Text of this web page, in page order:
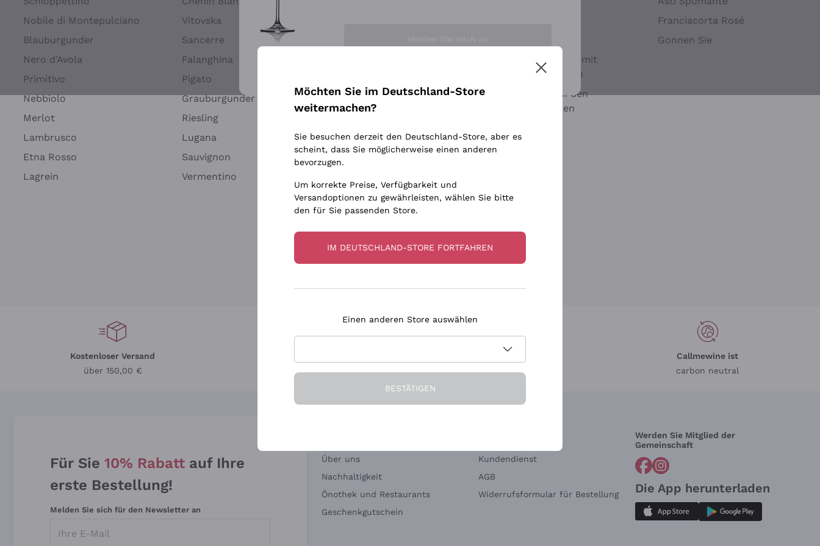
Nobile di Montepulciano
Blauburgunder
Nero d'Avola
Primitivo
Nebbiolo
Merlot
Lambrusco
Etna Rosso
Lagrein
Vitovska
Sancerre
Falanghina
Pigato
Grauburgunder
Riesling
Lugana
Sauvignon
Vermentino
Ca' dei Frati
Biondi Santi
Quintarelli Giuseppe
Rinaldi Giuseppe
Egly Ouriet
Jacquesson
Agrapart
Ohne Sulfit oder mit
minimalen Sulfite
Maischung auf den
Traubenschalen
Franciacorta Rosé
Gonnen Sie
Kostenloser Versand
über 150,00 €
in Deutschland
in 3 Raten
Callmewine ist
carbon neutral
Für Sie 10% Rabatt auf Ihre
erste Bestellung!
Melden Sie sich für den Newsletter an
Über uns
Nachhaltigkeit
Önothek und Restaurants
Geschenkgutschein
Kundendienst
AGB
Widerrufsformular für Bestellung
Werden Sie Mitglied der
Gemeinschaft
Die App herunterladen
Möchten Sie im Deutschland-Store
weitermachen?
Sie besuchen derzeit den Deutschland-Store, aber es
scheint, dass Sie möglicherweise einen anderen
bevorzugen.
Um korrekte Preise, Verfügbarkeit und
Versandoptionen zu gewährleisten, wählen Sie bitte
den für Sie passenden Store.
IM DEUTSCHLAND-STORE FORTFAHREN
Einen anderen Store auswählen
BESTÄTIGEN